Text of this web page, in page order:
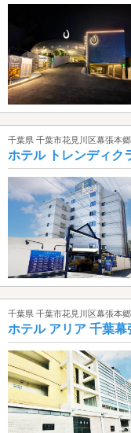
千葉県 千葉市花見川区幕張本郷
ホテル トレンディク
千葉県 千葉市花見川区幕張本郷
ホテル アリア 千葉幕